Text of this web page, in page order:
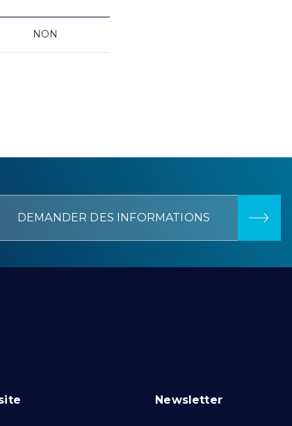
NON
DEMANDER DES INFORMATIONS
Newsletter